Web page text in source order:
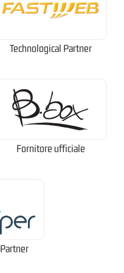
Technological Partner
Fornitore ufficiale